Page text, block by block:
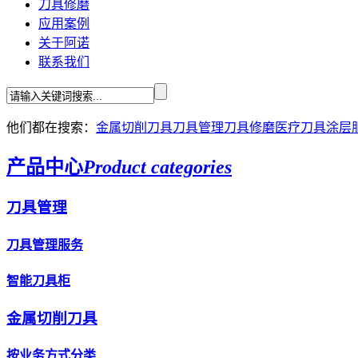
刀具修磨
应用案例
关于阿诺
联系我们
他们都在搜索： 金属切削刀具刀具管理刀具修磨医疗刀具涂层
产品中心Product categories
刀具管理
刀具管理服务
智能刀具柜
金属切削刀具